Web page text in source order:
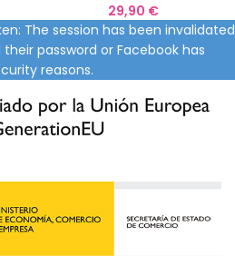
29,90 €
The session has been invalidated
password or Facebook has
reasons.